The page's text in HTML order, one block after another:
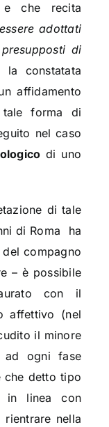
e che recita
adottati
di
constatata
affidamento
forma di
nel caso
di uno
di tale
di Roma
ha
compagno
– è possibile
con il
affettivo (nel
il minore
ad ogni fase
che detto tipo
in linea con
rientrare nella